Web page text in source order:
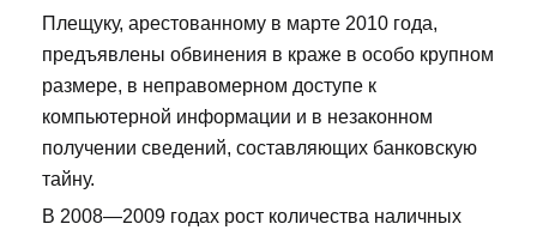
Плещуку, арестованному в марте 2010 года,
предъявлены обвинения в краже в особо крупном
размере, в неправомерном доступе к
компьютерной информации и в незаконном
получении сведений, составляющих банковскую
тайну.
В 2008—2009 годах рост количества наличных